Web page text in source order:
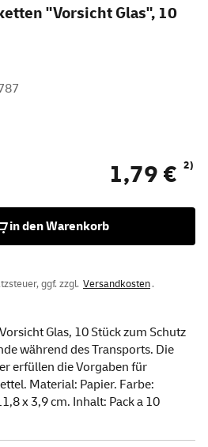
"Vorsicht Glas", 10
1,79 € 2)
in den Warenkorb
ggf. zzgl. Versandkosten.
Glas, 10 Stück zum Schutz
während des Transports. Die
erfüllen die Vorgaben für
Material: Papier. Farbe:
x 3,9 cm. Inhalt: Pack a 10